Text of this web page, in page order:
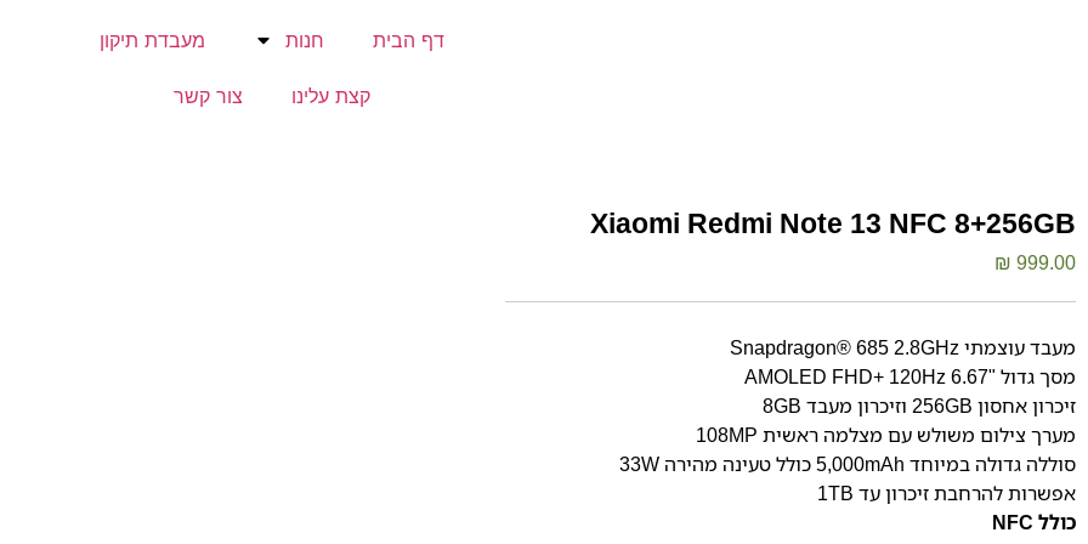
דף הבית חנות מעבדת תיקון
קצת עלינו צור קשר
Xiaomi Redmi Note 13 NFC 8+256GB
₪ 999.00
מעבד עוצמתי Snapdragon® 685 2.8GHz
מסך גדול "6.67 AMOLED FHD+ 120Hz
זיכרון אחסון 256GB וזיכרון מעבד 8GB
מערך צילום משולש עם מצלמה ראשית 108MP
סוללה גדולה במיוחד 5,000mAh כולל טעינה מהירה 33W
אפשרות להרחבת זיכרון עד 1TB
כולל NFC